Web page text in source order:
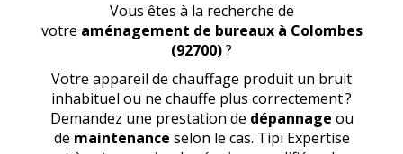
Vous êtes à la recherche de
votre aménagement de bureaux à Colombes
(92700)?
Votre appareil de chauffage produit un bruit
inhabituel ou ne chauffe plus correctement ?
Demandez une prestation de dépannage ou
de maintenance selon le cas. Tipi Expertise